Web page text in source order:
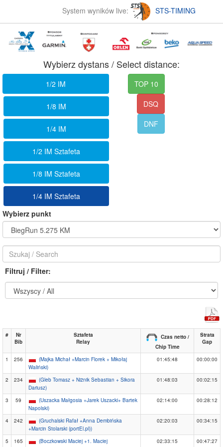
System wyników live: STS-TIMING
Wybierz dystans / Select distance:
1/2 IM
1/8 IM
1/4 IM
1/2 IM Sztafeta
1/8 IM Sztafeta
1/4 IM Sztafeta
TOP 10
DSQ
DNF
Wybierz punkt
Filtruj / Filter:
#
Nr
Bib
Sztafeta
Relay
Czas netto /
Chip Time
Strata
Gap
1 256
(Majka Michał +Marcin Florek + Mikołaj
Waliński)
01:45:48 00:00:00
2 234
(Gleb Tomasz + Niżnik Sebastian + Sikora
Dariusz)
01:48:03 00:02:15
3 59
(Uszacka Małgosia +Jarek Uszacki+ Bartek
Napolski)
02:14:00 00:28:12
4 242
(Gruchalski Rafał +Anna Dembińska
+Marcin Stolarski (portEl.pl))
02:20:03 00:34:15
5 165
(Boczkowski Maciej +1. Maciej
02:33:15 00:47:27